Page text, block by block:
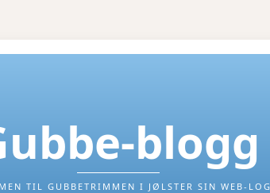
blogg
TIL GUBBETRIMMEN I JØLSTER SIN WEB-